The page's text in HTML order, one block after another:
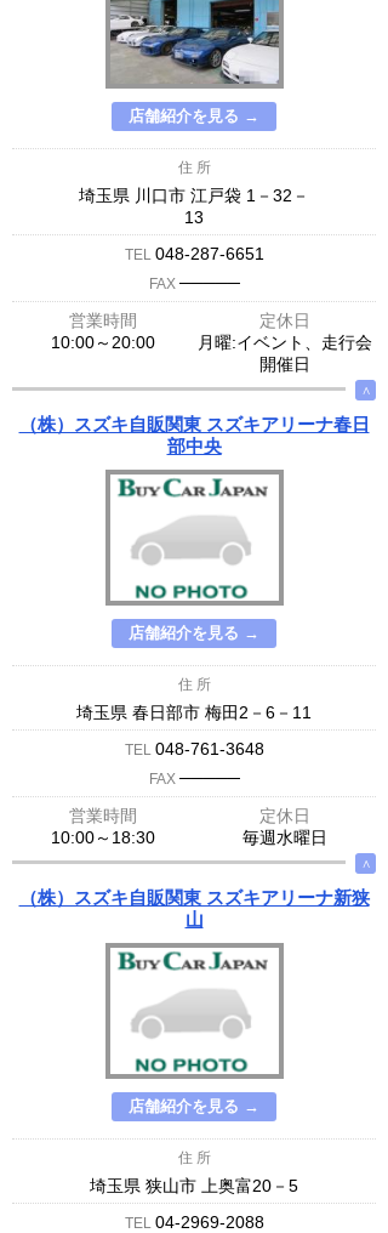
店舗紹介を見る →
住 所
埼玉県 川口市 江戸袋 1－32－
13
TEL 048-287-6651
FAX ─────
営業時間
定休日
10:00～20:00
月曜:イベント、走行会
開催日
∧
（株）スズキ自販関東 スズキアリーナ春日
部中央
店舗紹介を見る →
住 所
埼玉県 春日部市 梅田2－6－11
TEL 048-761-3648
FAX ─────
営業時間
定休日
10:00～18:30
毎週水曜日
∧
（株）スズキ自販関東 スズキアリーナ新狭
山
店舗紹介を見る →
住 所
埼玉県 狭山市 上奥富20－5
TEL 04-2969-2088